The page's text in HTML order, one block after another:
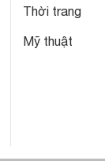
Thời trang
Mỹ thuật